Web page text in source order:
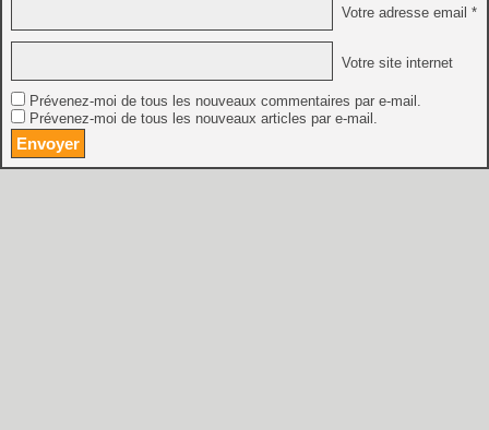
Votre adresse email *
Votre site internet
Prévenez-moi de tous les nouveaux commentaires par e-mail.
Prévenez-moi de tous les nouveaux articles par e-mail.